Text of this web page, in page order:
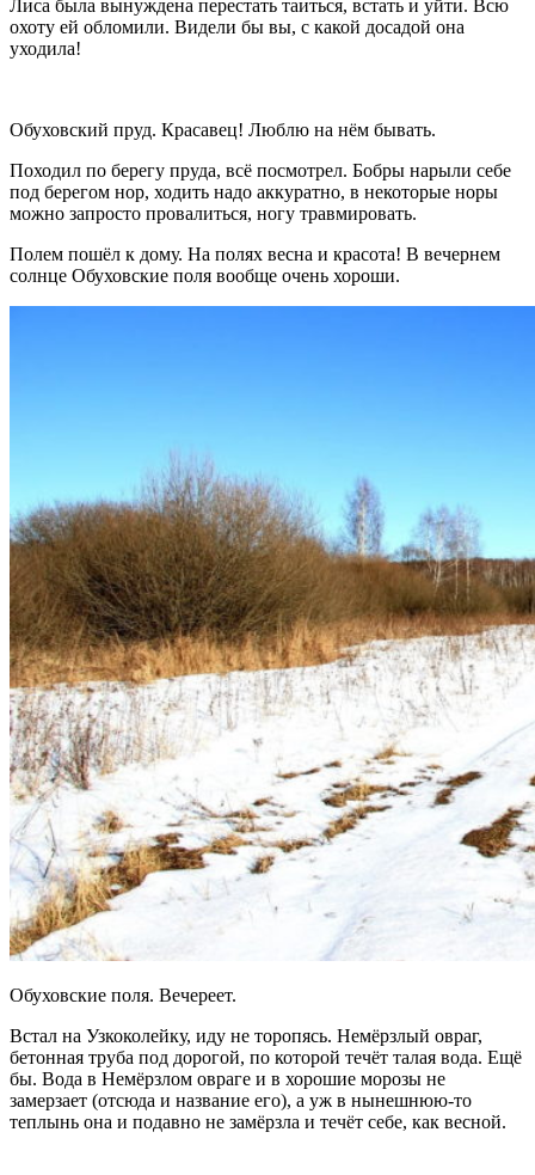
Лиса была вынуждена перестать таиться, встать и уйти. Всю
охоту ей обломили. Видели бы вы, с какой досадой она
уходила!
Обуховский пруд. Красавец! Люблю на нём бывать.
Походил по берегу пруда, всё посмотрел. Бобры нарыли себе
под берегом нор, ходить надо аккуратно, в некоторые норы
можно запросто провалиться, ногу травмировать.
Полем пошёл к дому. На полях весна и красота! В вечернем
солнце Обуховские поля вообще очень хороши.
Обуховские поля. Вечереет.
Встал на Узкоколейку, иду не торопясь. Немёрзлый овраг,
бетонная труба под дорогой, по которой течёт талая вода. Ещё
бы. Вода в Немёрзлом овраге и в хорошие морозы не
замерзает (отсюда и название его), а уж в нынешнюю-то
теплынь она и подавно не замёрзла и течёт себе, как весной.